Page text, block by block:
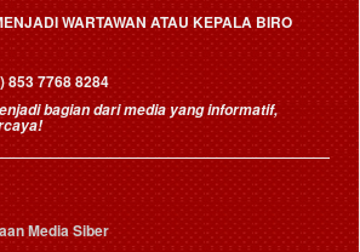
WARTAWAN ATAU KEPALA BIRO
853 7768 8284
bagian dari media yang informatif,
Media Siber